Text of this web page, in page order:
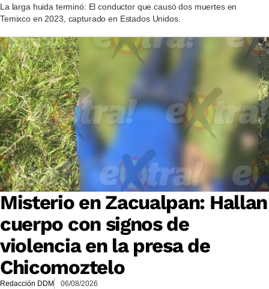
La larga huida terminó: El conductor que causó dos muertes en
Temixco en 2023, capturado en Estados Unidos.
Misterio en Zacualpan: Hallan
cuerpo con signos de
violencia en la presa de
Chicomoztelo
Redacción DDM 06/08/2026